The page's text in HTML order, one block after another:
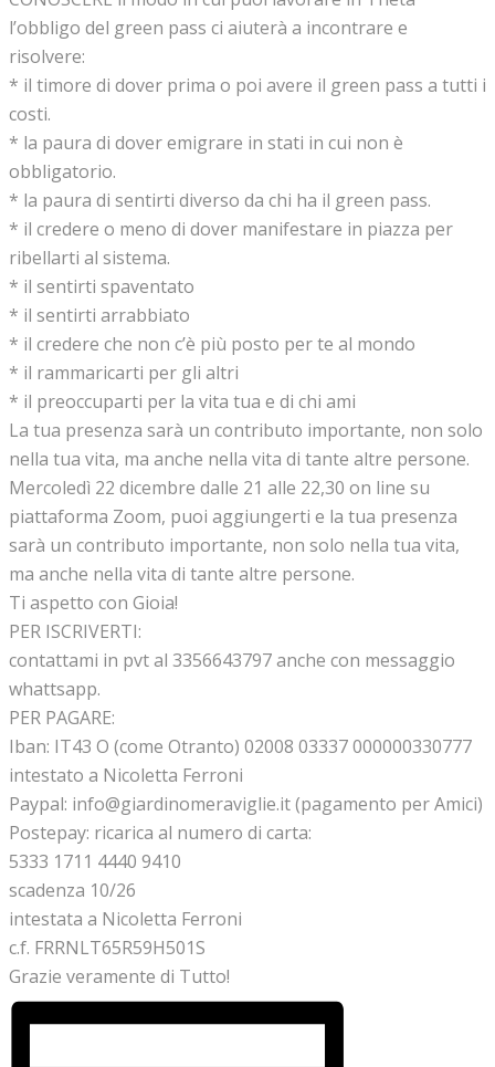
l’obbligo del green pass ci aiuterà a incontrare e
risolvere:
* il timore di dover prima o poi avere il green pass a tutti i
costi.
* la paura di dover emigrare in stati in cui non è
obbligatorio.
* la paura di sentirti diverso da chi ha il green pass.
* il credere o meno di dover manifestare in piazza per
ribellarti al sistema.
* il sentirti spaventato
* il sentirti arrabbiato
* il credere che non c’è più posto per te al mondo
* il rammaricarti per gli altri
* il preoccuparti per la vita tua e di chi ami
La tua presenza sarà un contributo importante, non solo
nella tua vita, ma anche nella vita di tante altre persone.
Mercoledì 22 dicembre dalle 21 alle 22,30 on line su
piattaforma Zoom, puoi aggiungerti e la tua presenza
sarà un contributo importante, non solo nella tua vita,
ma anche nella vita di tante altre persone.
Ti aspetto con Gioia!
PER ISCRIVERTI:
contattami in pvt al 3356643797 anche con messaggio
whattsapp.
PER PAGARE:
Iban: IT43 O (come Otranto) 02008 03337 000000330777
intestato a Nicoletta Ferroni
Paypal: info@giardinomeraviglie.it (pagamento per Amici)
Postepay: ricarica al numero di carta:
5333 1711 4440 9410
scadenza 10/26
intestata a Nicoletta Ferroni
c.f. FRRNLT65R59H501S
Grazie veramente di Tutto!